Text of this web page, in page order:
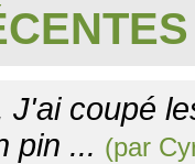
J'ai coupé
pin ... (par